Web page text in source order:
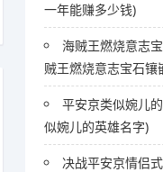
一年能赚多少钱)
海贼王燃烧意志
贼王燃烧意志宝石镶
平安京类似婉儿
似婉儿的英雄名字)
决战平安京情侣